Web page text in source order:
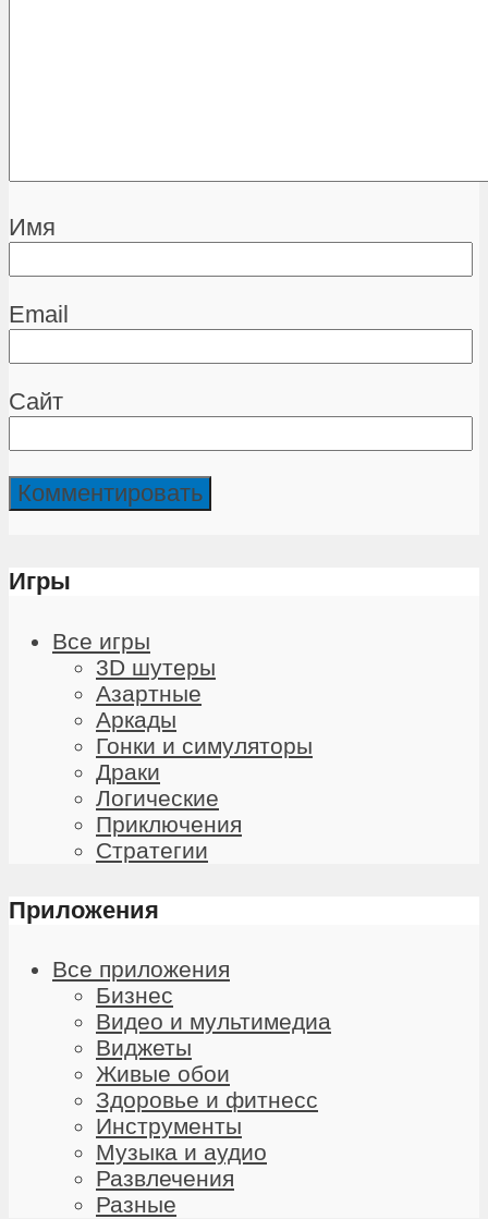
Имя
Email
Сайт
Игры
Все игры
3D шутеры
Азартные
Аркады
Гонки и симуляторы
Драки
Логические
Приключения
Стратегии
Приложения
Все приложения
Бизнес
Видео и мультимедиа
Виджеты
Живые обои
Здоровье и фитнесс
Инструменты
Музыка и аудио
Развлечения
Разные